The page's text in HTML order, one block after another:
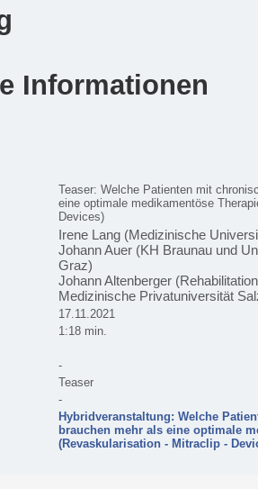
Informationen
Teaser: Welche Patienten mit
eine optimale medikamentöse
Devices)
Irene Lang (Medizinische
Johann Auer (KH Braunau und
Graz)
Johann Altenberger
Medizinische Privatuniversität
17.11.2021
1:18 min.
-
Teaser
-
Hybridveranstaltung: Welche
brauchen mehr als eine optimale
(Revaskularisation - Mitraclip -